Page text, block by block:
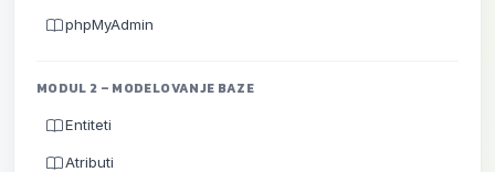
phpMyAdmin
MODUL 2 – MODELOVANJE BAZE
Entiteti
Atributi